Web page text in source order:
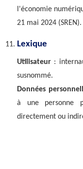
l'économie
21 mai 2024 (SREN).
Lexique
Utilisateur :
susnommé.
Données
à une personne
directement ou